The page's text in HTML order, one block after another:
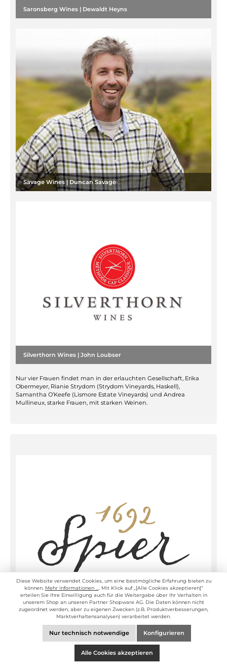
Saronsberg Wines | Dewaldt Heyns
Savage Wines | Duncan Savage
Silverthorn Wines | John Loubser
Nur vier Frauen findet man in der erlauchten Gesellschaft, Erika
Obermeyer, Rianie Strydom (Strydom Vineyards, Haskell),
Samantha O’Keefe (Lismore Estate Vineyards) und Andrea
Mullineux, starke Frauen, mit starken Weinen.
Spier Wines | Frans Smit
Diese Website verwendet Cookies, um eine bestmögliche Erfahrung bieten zu
können. Mehr Informationen ...
. Mit Klick auf „[Alle Cookies akzeptieren]“
erteilen Sie Ihre Einwilligung auch für die Weitergabe über Ihr Verhalten in
unserem Shop an unseren Partner Shopware AG. Die Daten können nicht
zugeordnet werden, aber zu eigenen Zwecken (z.B. Produktverbesserungen,
Marktverhaltensanalysen) verarbeitet werden.
Nur technisch notwendige Konfigurieren
Alle Cookies akzeptieren